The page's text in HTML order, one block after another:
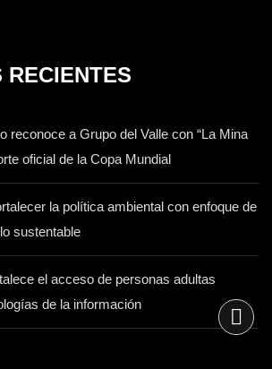
RECIENTES
reconoce a Grupo del Valle con “La Mina
oficial de la Copa Mundial
la política ambiental con enfoque de
sustentable
el acceso de personas adultas
de la información